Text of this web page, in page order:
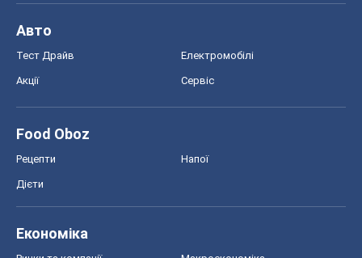
Авто
Тест Драйв Електромобілі
Акції Сервіс
Food Oboz
Рецепти Напої
Дієти
Економіка